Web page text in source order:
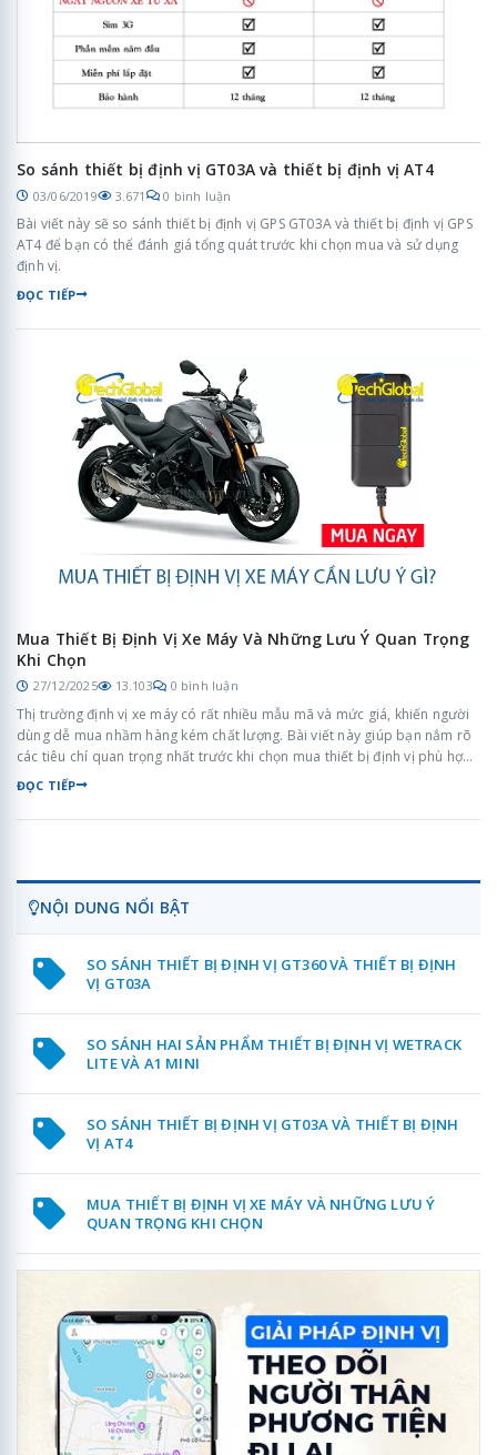
So sánh thiết bị định vị GT03A và thiết bị định vị AT4
03/06/2019 3.671 0 bình luận
Bài viết này sẽ so sánh thiết bị định vị GPS GT03A và thiết bị định vị GPS
AT4 để bạn có thể đánh giá tổng quát trước khi chọn mua và sử dụng
định vị.
ĐỌC TIẾP
Mua Thiết Bị Định Vị Xe Máy Và Những Lưu Ý Quan Trọng
Khi Chọn
27/12/2025 13.103 0 bình luận
Thị trường định vị xe máy có rất nhiều mẫu mã và mức giá, khiến người
dùng dễ mua nhầm hàng kém chất lượng. Bài viết này giúp bạn nắm rõ
các tiêu chí quan trọng nhất trước khi chọn mua thiết bị định vị phù hợp
nhu cầu thực tế.
ĐỌC TIẾP
NỘI DUNG NỔI BẬT
SO SÁNH THIẾT BỊ ĐỊNH VỊ GT360 VÀ THIẾT BỊ ĐỊNH
VỊ GT03A
SO SÁNH HAI SẢN PHẨM THIẾT BỊ ĐỊNH VỊ WETRACK
LITE VÀ A1 MINI
SO SÁNH THIẾT BỊ ĐỊNH VỊ GT03A VÀ THIẾT BỊ ĐỊNH
VỊ AT4
MUA THIẾT BỊ ĐỊNH VỊ XE MÁY VÀ NHỮNG LƯU Ý
QUAN TRỌNG KHI CHỌN